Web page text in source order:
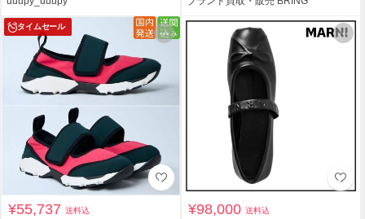
タイムセール
¥55,737送料込 ¥98,000送料込